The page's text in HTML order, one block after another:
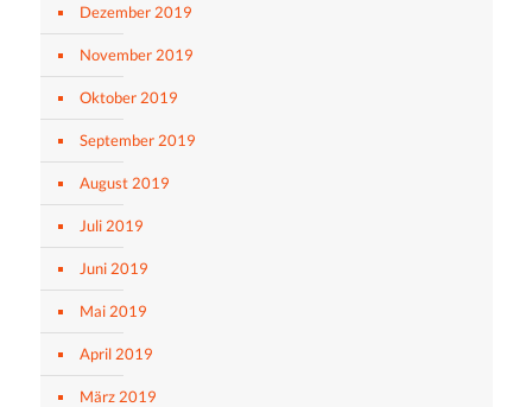
Dezember 2019
November 2019
Oktober 2019
September 2019
August 2019
Juli 2019
Juni 2019
Mai 2019
April 2019
März 2019